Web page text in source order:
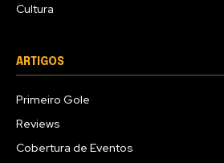
Cultura
ARTIGOS
Primeiro Gole
Reviews
Cobertura de Eventos